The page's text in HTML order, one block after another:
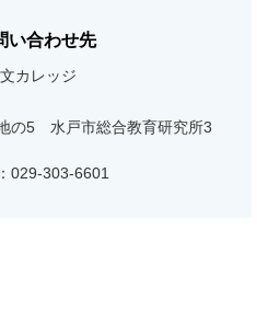
い合わせ先
カレッジ
の5 水戸市総合教育研究所3
029-303-6601